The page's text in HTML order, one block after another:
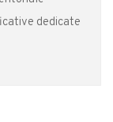
dedicate